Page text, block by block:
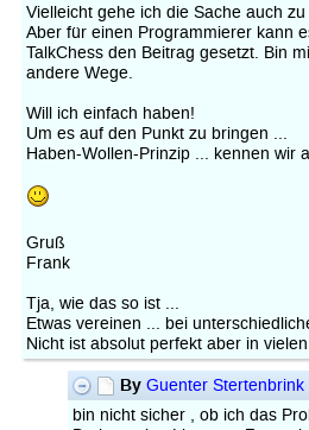
Vielleicht gehe ich die Sache auch
Aber für einen Programmierer kann
TalkChess den Beitrag gesetzt. Bin
andere Wege.
Will ich einfach haben!
Um es auf den Punkt zu bringen ...
Haben-Wollen-Prinzip ... kennen wir
Gruß
Frank
Tja, wie das so ist ...
Etwas vereinen ... bei
Nicht ist absolut perfekt aber in
By Guenter Stertenbrink
bin nicht sicher , ob ich das